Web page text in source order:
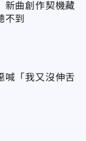
新曲創作契機藏
到
喊「我又沒伸舌